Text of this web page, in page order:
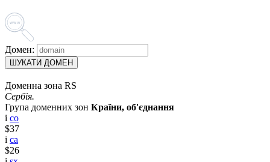
Домен:
ШУКАТИ ДОМЕН
Доменна зона RS
Сербія.
Група доменних зон Країни, об'єднання
i co
$37
i ca
$26